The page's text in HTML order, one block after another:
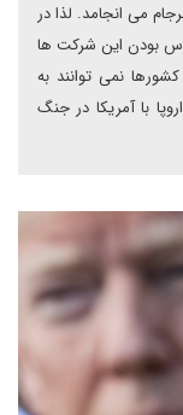
می انجامد. لذا در
بودن این شرکت ها
نمی توانند به
با آمریکا در جنگ